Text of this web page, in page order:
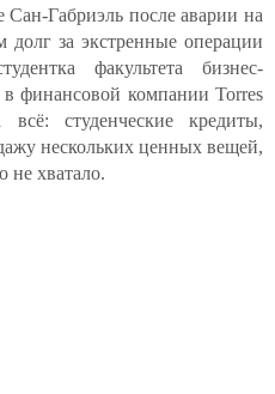
Габриэль после аварии на
за экстренные операции
факультета бизнес-
финансовой компании Torres
всё: студенческие кредиты,
нескольких ценных вещей,
не хватало.